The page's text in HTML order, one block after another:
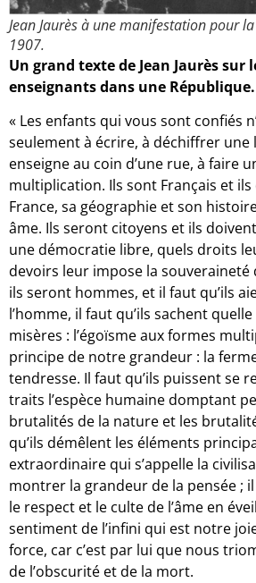
Jean Jaurès à une manifestation pour
1907.
Un grand texte de Jean Jaurès sur
enseignants dans une République.
« Les enfants qui vous sont confiés
seulement à écrire, à déchiffrer une
enseigne au coin d’une rue, à faire
multiplication. Ils sont Français et
France, sa géographie et son
âme. Ils seront citoyens et ils
une démocratie libre, quels droits
devoirs leur impose la souveraineté
ils seront hommes, et il faut qu’ils
l’homme, il faut qu’ils sachent
misères : l’égoïsme aux formes
principe de notre grandeur : la
tendresse. Il faut qu’ils puissent se
traits l’espèce humaine domptant
brutalités de la nature et les
qu’ils démêlent les éléments
extraordinaire qui s’appelle la
montrer la grandeur de la pensée ;
le respect et le culte de l’âme en
sentiment de l’infini qui est notre
force, car c’est par lui que nous
de l’obscurité et de la mort.